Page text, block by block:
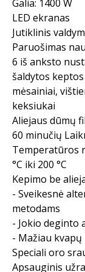
Galia: 1400 W
LED ekranas
Jutiklinis
Paruošimas
6 iš anksto
šaldytos
mėsainiai,
keksiukai
Aliejaus dūmų
60 minučių
Temperatūros
°C iki 200 °C
Kepimo be
- Sveikesnė
metodams
- Jokio deginto
- Mažiau kvapų
Speciali oro
Apsauginis